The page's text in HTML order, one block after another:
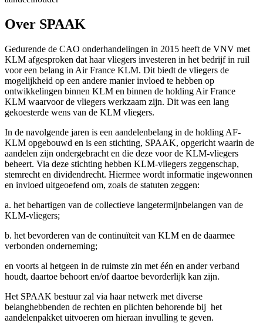
Over SPAAK
Gedurende de CAO onderhandelingen in 2015 heeft de VNV met
KLM afgesproken dat haar vliegers investeren in het bedrijf in ruil
voor een belang in Air France KLM. Dit biedt de vliegers de
mogelijkheid op een andere manier invloed te hebben op
ontwikkelingen binnen KLM en binnen de holding Air France
KLM waarvoor de vliegers werkzaam zijn. Dit was een lang
gekoesterde wens van de KLM vliegers.
In de navolgende jaren is een aandelenbelang in de holding AF-
KLM opgebouwd en is een stichting, SPAAK, opgericht waarin de
aandelen zijn ondergebracht en die deze voor de KLM-vliegers
beheert. Via deze stichting hebben KLM-vliegers zeggenschap,
stemrecht en dividendrecht. Hiermee wordt informatie ingewonnen
en invloed uitgeoefend om, zoals de statuten zeggen:
a. het behartigen van de collectieve langetermijnbelangen van de
KLM-vliegers;
b. het bevorderen van de continuïteit van KLM en de daarmee
verbonden onderneming;
en voorts al hetgeen in de ruimste zin met één en ander verband
houdt, daartoe behoort en/of daartoe bevorderlijk kan zijn.
Het SPAAK bestuur zal via haar netwerk met diverse
belanghebbenden de rechten en plichten behorende bij het
aandelenpakket uitvoeren om hieraan invulling te geven.